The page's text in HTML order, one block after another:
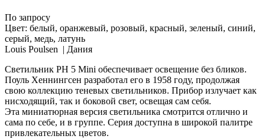
По запросу
Цвет: белый, оранжевый, розовый, красный, зеленый, синий,
серый, медь, латунь
Louis Poulsen | Дания
Светильник PH 5 Mini обеспечивает освещение без бликов.
Поуль Хеннингсен разработал его в 1958 году, продолжая
свою коллекцию теневых светильников. Прибор излучает как
нисходящий, так и боковой свет, освещая сам себя.
Эта миниатюрная версия светильника смотрится отлично и
сама по себе, и в группе. Серия доступна в широкой палитре
привлекательных цветов.